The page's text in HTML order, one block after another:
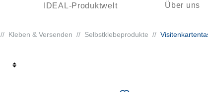
IDEAL-Produktwelt Über uns
// Kleben & Versenden // Selbstklebeprodukte //